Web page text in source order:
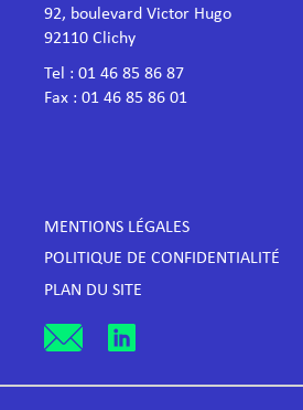
92, boulevard Victor Hugo
​92110 Clichy
Tel : 01 46 85 86 87
Fax : 01 46 85 86 01
MENTIONS LÉGALES
POLITIQUE DE CONFIDENTIALITÉ
PLAN DU SITE